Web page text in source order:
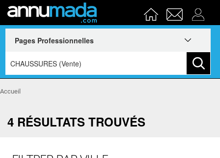
Accueil
4 RÉSULTATS TROUVÉS